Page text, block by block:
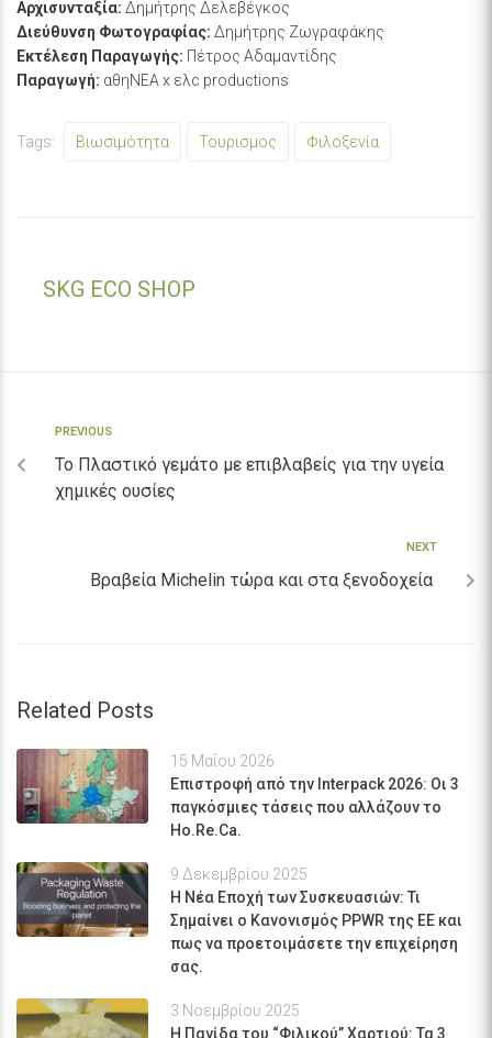
Αρχισυνταξία: Δημήτρης Δελεβέγκος
Διεύθυνση Φωτογραφίας: Δημήτρης Ζωγραφάκης
Εκτέλεση Παραγωγής: Πέτρος Αδαμαντίδης
Παραγωγή: αθηΝΕΑ x ελc productions
Tags: Βιωσιμότητα Τουρισμος Φιλοξενία
SKG ECO SHOP
PREVIOUS
Το Πλαστικό γεμάτο με επιβλαβείς για την υγεία
χημικές ουσίες
NEXT
Βραβεία Michelin τώρα και στα ξενοδοχεία
Related Posts
15 Μαΐου 2026
Επιστροφή από την Interpack 2026: Οι 3
παγκόσμιες τάσεις που αλλάζουν το
Ho.Re.Ca.
9 Δεκεμβρίου 2025
Η Νέα Εποχή των Συσκευασιών: Τι
Σημαίνει ο Κανονισμός PPWR της ΕΕ και
πως να προετοιμάσετε την επιχείρηση
σας.
3 Νοεμβρίου 2025
Η Παγίδα του “Φιλικού” Χαρτιού: Τα 3